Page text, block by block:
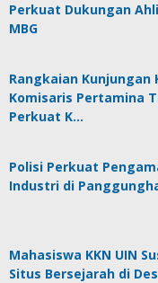
Perkuat Dukungan
MBG
Rangkaian Kunjungan
Komisaris Pertamina
Perkuat K…
Polisi Perkuat
Industri di
Mahasiswa KKN UIN
Situs Bersejarah di